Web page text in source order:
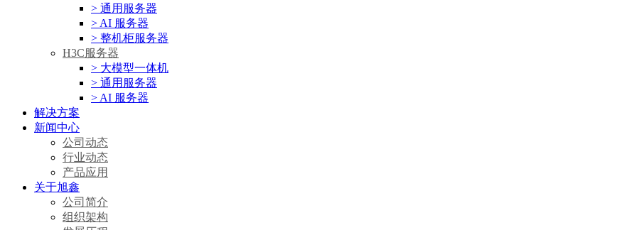
> 通用服务器
> AI 服务器
> 整机柜服务器
H3C服务器
> 大模型一体机
> 通用服务器
> AI 服务器
解决方案
新闻中心
公司动态
行业动态
产品应用
关于旭鑫
公司简介
组织架构